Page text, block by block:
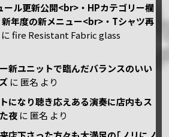
ール更新公開<br>・HPカテゴリー欄
年度の新メニュー<br>・Tシャツ再
にfire Resistant Fabric glass
新ユニットで臨んだバランスのいい
に 匿名 より
になり聴き応えある演奏に店内もス
夜 に 匿名 より